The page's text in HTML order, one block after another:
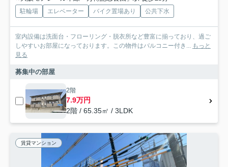
駐輪場 エレベーター バイク置場あり 公共下水
室内設備は洗面台・フローリング・脱衣所など豊富に揃っており、過ご
しやすいお部屋になっております。この物件はバルコニー付き... もっと
見る
募集中の部屋
2階
7.9万円
2階 / 65.35㎡ / 3LDK
賃貸マンション